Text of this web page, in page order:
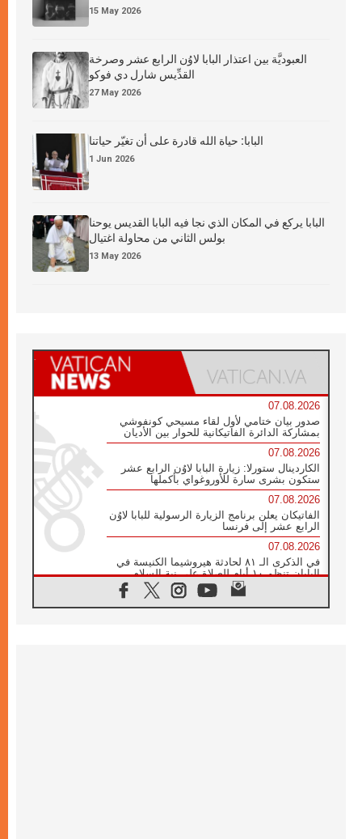
15 May 2026
العبوديَّة بين اعتذار البابا لاوُن الرابع عشر وصرخة
القدِّيس شارل دي فوكو
27 May 2026
البابا: حياة الله قادرة على أن تغيّر حياتنا
1 Jun 2026
البابا يركع في المكان الذي نجا فيه البابا القديس يوحنا
بولس الثاني من محاولة اغتيال
13 May 2026
07.08.2026
صدور بيان ختامي لأول لقاء مسيحي كونفوشي
بمشاركة الدائرة الفاتيكانية للحوار بين الأديان
07.08.2026
الكاردينال ستورلا: زيارة البابا لاوُن الرابع عشر
ستكون بشرى سارة للأوروغواي بأكملها
07.08.2026
الفاتيكان يعلن برنامج الزيارة الرسولية للبابا لاوُن
الرابع عشر إلى فرنسا
07.08.2026
في الذكرى الـ ٨١ لحادثة هيروشيما الكنيسة في
اليابان تنظم ١٠ أيام للصلاة على نية السلام
الكنيسة في الأوروغواي: زيارة البابا ستعزز